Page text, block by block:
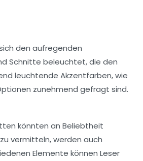
den aufregenden
Schnitte beleuchtet, die den
leuchtende Akzentfarben, wie
zunehmend gefragt sind.
könnten an Beliebtheit
vermitteln, werden auch
Elemente können Leser